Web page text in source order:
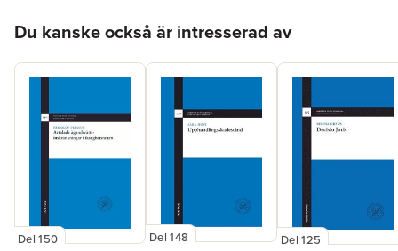
för borgenärsskydd
vid anspråk som har
uppstått och fått sitt
innehåll med
samtycke
Du kanske också är intresserad av
Del 150 Del 148 Del 125